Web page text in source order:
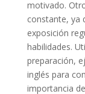
motivado.
constante, ya
exposición
habilidades.
preparación,
inglés para
importancia